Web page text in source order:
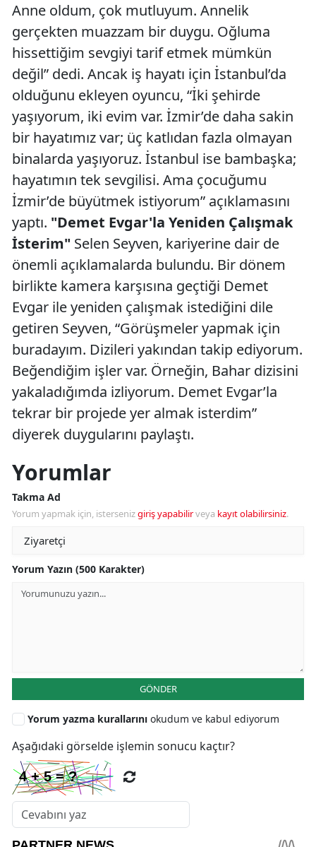
Anne oldum, çok mutluyum. Annelik
gerçekten muazzam bir duygu. Oğluma
hissettiğim sevgiyi tarif etmek mümkün
değil” dedi. Ancak iş hayatı için İstanbul’da
olduğunu ekleyen oyuncu, “İki şehirde
yaşıyorum, iki evim var. İzmir’de daha sakin
bir hayatımız var; üç katlıdan fazla olmayan
binalarda yaşıyoruz. İstanbul ise bambaşka;
hayatımın tek sevgilisi. Ama çocuğumu
İzmir’de büyütmek istiyorum” açıklamasını
yaptı. "Demet Evgar'la Yeniden Çalışmak
İsterim" Selen Seyven, kariyerine dair de
önemli açıklamalarda bulundu. Bir dönem
birlikte kamera karşısına geçtiği Demet
Evgar ile yeniden çalışmak istediğini dile
getiren Seyven, “Görüşmeler yapmak için
buradayım. Dizileri yakından takip ediyorum.
Beğendiğim işler var. Örneğin, Bahar dizisini
yakaladığımda izliyorum. Demet Evgar’la
tekrar bir projede yer almak isterdim”
diyerek duygularını paylaştı.
Yorumlar
Takma Ad
Yorum yapmak için, istersenizgiriş yapabilirveya kayıt olabilirsiniz.
Yorum Yazın (500 Karakter)
GÖNDER
Yorum yazma kurallarını okudum ve kabul ediyorum
Aşağıdaki görselde işlemin sonucu kaçtır?